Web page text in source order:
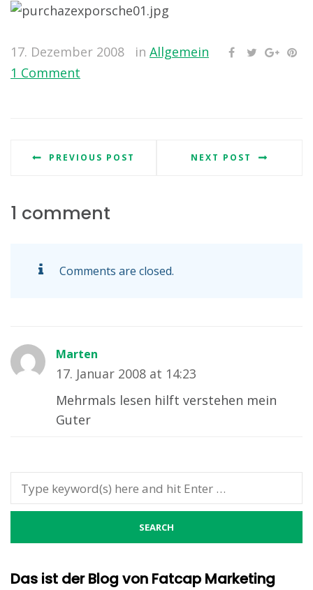
17. Dezember 2008 in Allgemein
1 Comment
PREVIOUS POST NEXT POST
1 comment
Comments are closed.
Marten
17. Januar 2008 at 14:23
Mehrmals lesen hilft verstehen mein
Guter
Das ist der Blog von Fatcap Marketing